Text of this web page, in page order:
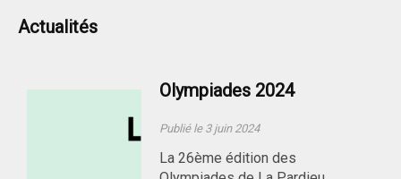
Actualités
Olympiades 2024
Publié le 3 juin 2024
La 26ème édition des